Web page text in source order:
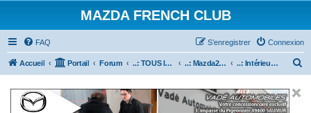
MAZDA FRENCH CLUB
FAQ Connexion
S’enregistrer
Accueil Portail Forum ..: TOUS les Véhicules MAZDA :.. ..: Mazda2 :.. ..: Intérieur / Electronique (Mz2) :..